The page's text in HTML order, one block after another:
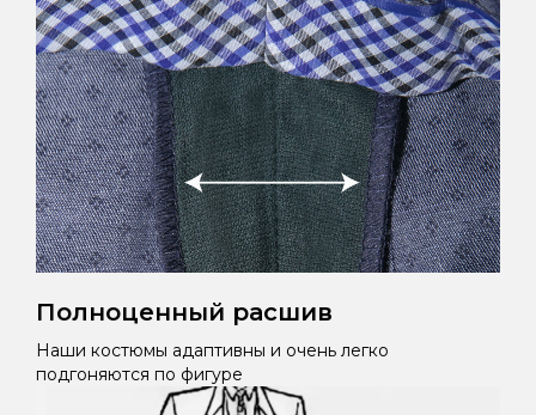
Полноценный расшив
Наши костюмы адаптивны и очень легко
подгоняются по фигуре